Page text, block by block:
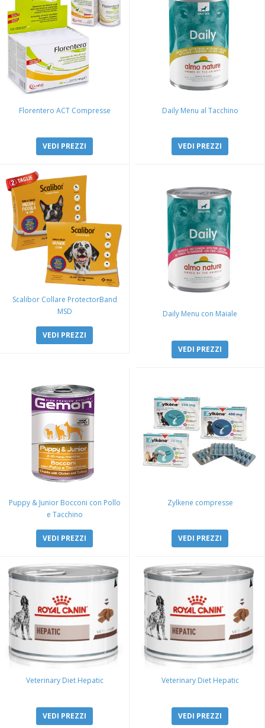
Florentero ACT Compresse
VEDI PREZZI
Daily Menu al Tacchino
VEDI PREZZI
Scalibor Collare ProtectorBand
MSD
VEDI PREZZI
Daily Menu con Maiale
VEDI PREZZI
Puppy & Junior Bocconi con Pollo
e Tacchino
VEDI PREZZI
Zylkene compresse
VEDI PREZZI
Veterinary Diet Hepatic
VEDI PREZZI
Veterinary Diet Hepatic
VEDI PREZZI